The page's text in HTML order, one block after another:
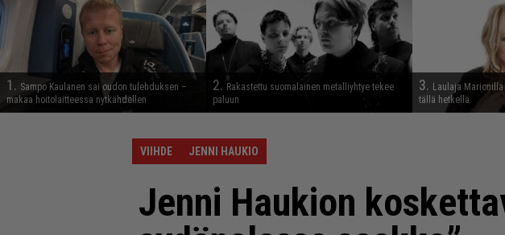
1. Sampo Kaulanen sai oudon tulehduksen –
makaa hoitolaitteessa nytkähdellen
2. Rakastettu suomalainen metalliyhtye tekee
paluun
3. Laulaja
tällä hetkellä
VIIHDE JENNI HAUKIO
Jenni Haukion